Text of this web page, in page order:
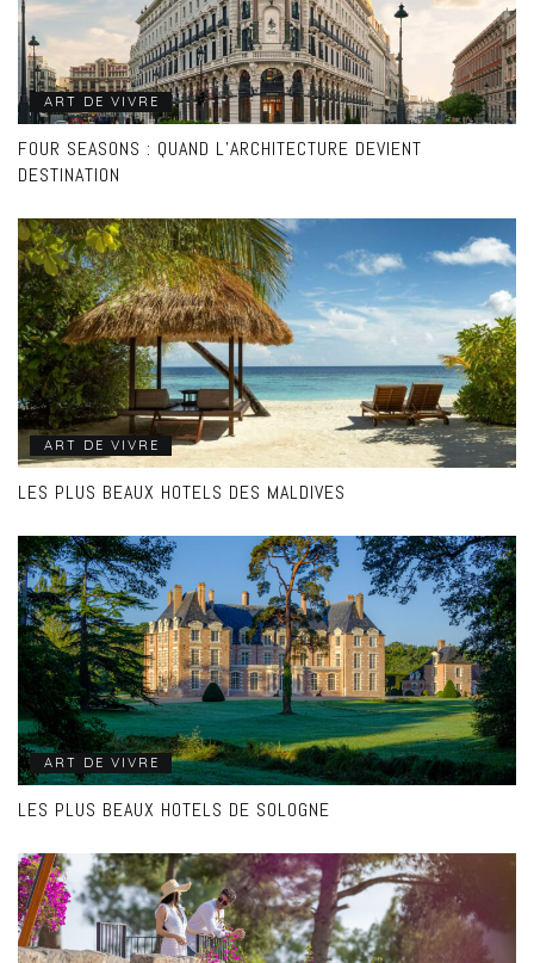
ART DE VIVRE
FOUR SEASONS : QUAND L’ARCHITECTURE DEVIENT
DESTINATION
ART DE VIVRE
LES PLUS BEAUX HOTELS DES MALDIVES
ART DE VIVRE
LES PLUS BEAUX HOTELS DE SOLOGNE